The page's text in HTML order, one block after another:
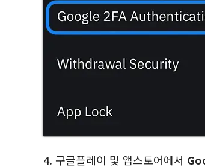
4. 구글플레이 및 앱스토어에서